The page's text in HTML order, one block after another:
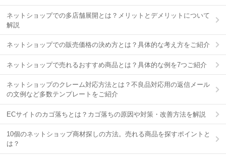
ネットショップでの多店舗展開とは？メリットとデメリットについて
解説
ネットショップでの販売価格の決め方とは？具体的な考え方をご紹介
ネットショップで売れるおすすめ商品とは？具体的な例を7つご紹介
ネットショップのクレーム対応方法とは？不良品対応用の返信メール
の文例など多数テンプレートをご紹介
ECサイトのカゴ落ちとは？カゴ落ちの原因や対策・改善方法を解説
10個のネットショップ商材探しの方法。売れる商品を探すポイントと
は？